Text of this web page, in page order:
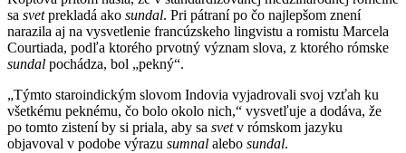
sa svetprekladá ako sundal. Pri pátraní po čo najlepšom znení
narazila aj na vysvetlenie francúzskeho lingvistu a romistu Marcela
Courtiada, podľa ktorého prvotný význam slova, z ktorého rómske
sundal pochádza, bol „pekný“.
„Týmto staroindickým slovom Indovia vyjadrovali svoj vzťah ku
všetkému peknému, čo bolo okolo nich,“ vysvetľuje a dodáva, že
po tomto zistení by si priala, aby sa svetv rómskom jazyku
objavoval v podobe výrazu sumnal alebo sundal.